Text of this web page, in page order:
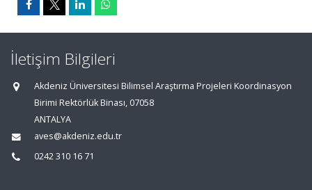
İletişim Bilgileri
Akdeniz Üniversitesi Bilimsel Araştırma Projeleri Koordinasyon
Birimi Rektörlük Binası, 07058
ANTALYA
aves@akdeniz.edu.tr
0242 310 16 71